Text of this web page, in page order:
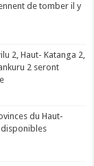
de tomber il y
2, Haut- Katanga 2,
2 seront
du Haut-